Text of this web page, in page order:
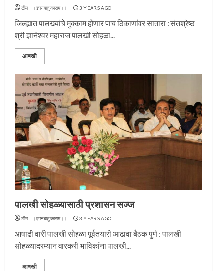
टीम ।।ज्ञानबातुकाराम।। 3 YEARS AGO
जिल्ह्यात पालख्यांचे मुक्काम होणार पाच ठिकाणांवर सातारा : संतश्रेष्ठ
श्री ज्ञानेश्वर महाराज पालखी सोहळा...
आणखी
पालखी सोहळ्यासाठी प्रशासन सज्ज
टीम ।।ज्ञानबातुकाराम।। 3 YEARS AGO
आषाढी वारी पालखी सोहळा पूर्वतयारी आढावा बैठक पुणे : पालखी
सोहळ्यादरम्यान वारकरी भाविकांना पालखी...
आणखी